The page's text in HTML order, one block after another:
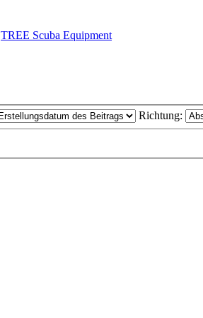
TREE Scuba Equipment
Richtung: